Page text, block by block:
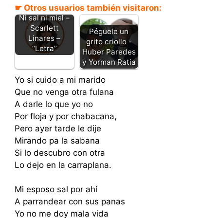
☛ Otros usuarios también visitaron:
Ni sal ni miel –
Scarlett
Linares –
“Letra”
Péguele un
grito criollo -
Huber Paredes
y Yorman Ratia
Yo si cuido a mi marido
Que no venga otra fulana
A darle lo que yo no
Por floja y por chabacana,
Pero ayer tarde le dije
Mirando pa la sabana
Si lo descubro con otra
Lo dejo en la carraplana.
Mi esposo sal por ahí
A parrandear con sus panas
Yo no me doy mala vida